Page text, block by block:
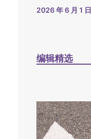
2026 年 6 月 1 日
编辑精选